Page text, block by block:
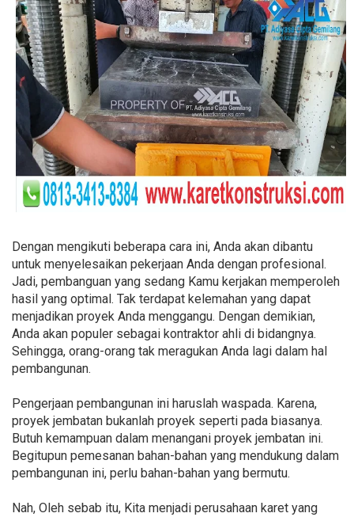
Dengan mengikuti beberapa cara ini, Anda akan dibantu
untuk menyelesaikan pekerjaan Anda dengan profesional.
Jadi, pembanguan yang sedang Kamu kerjakan memperoleh
hasil yang optimal. Tak terdapat kelemahan yang dapat
menjadikan proyek Anda menggangu. Dengan demikian,
Anda akan populer sebagai kontraktor ahli di bidangnya.
Sehingga, orang-orang tak meragukan Anda lagi dalam hal
pembangunan.
Pengerjaan pembangunan ini haruslah waspada. Karena,
proyek jembatan bukanlah proyek seperti pada biasanya.
Butuh kemampuan dalam menangani proyek jembatan ini.
Begitupun pemesanan bahan-bahan yang mendukung dalam
pembangunan ini, perlu bahan-bahan yang bermutu.
Nah, Oleh sebab itu, Kita menjadi perusahaan karet yang